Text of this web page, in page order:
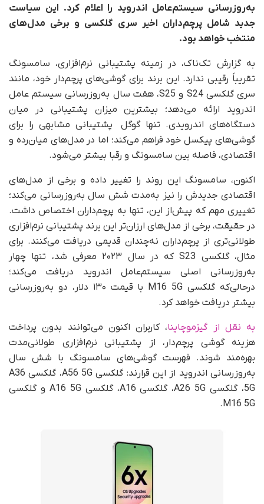
به‌روزرسانی سیستم‌عامل اندروید را اعلام کرد. این سیاست
جدید شامل پرچم‌داران اخیر سری گلکسی و برخی مدل‌های
منتخب خواهد بود.
به گزارش تک‌ناک، در زمینه پشتیبانی نرم‌افزاری، سامسونگ
تقریباً رقیبی ندارد. این برند برای گوشی‌های پرچم‌دار خود، مانند
سری گلکسی S24 و S25، هفت سال به‌روزرسانی سیستم عامل
اندروید ارائه می‌دهد؛ بیشترین میزان پشتیبانی در میان
دستگاه‌های اندرویدی. تنها گوگل پشتیبانی مشابهی را برای
گوشی‌های پیکسل خود فراهم می‌کند؛ اما در مدل‌های میان‌رده و
اقتصادی، فاصله بین سامسونگ و رقبا بیشتر می‌شود.
اکنون، سامسونگ این روند را تغییر داده و برخی از مدل‌های
اقتصادی جدیدش را نیز به‌مدت شش سال به‌روزرسانی می‌کند؛
تغییری مهم که پیش‌از این، تنها به پرچم‌داران اختصاص داشت.
در حقیقت، برخی از مدل‌های ارزان‌تر این برند پشتیبانی نرم‌افزاری
طولانی‌تری از پرچم‌داران نه‌چندان قدیمی دریافت می‌کنند. برای
مثال، گلکسی S23 که در سال ۲۰۲۳ معرفی شد، تنها چهار
به‌روزرسانی اصلی سیستم‌عامل اندروید دریافت می‌کند؛
درحالی‌که گلکسی M16 5G با قیمت ۱۳۰ دلار، دو به‌روزرسانی
بیشتر دریافت خواهد کرد.
به نقل از گیزموچاینا، کاربران اکنون می‌توانند بدون پرداخت
هزینه گوشی پرچم‌دار، از پشتیبانی نرم‌افزاری طولانی‌مدت
بهره‌مند شوند. فهرست گوشی‌های سامسونگ با شش سال
به‌روزرسانی اندروید از این قرارند: گلکسی A56 5G، گلکسی A36
5G، گلکسی A26 5G، گلکسی A16، گلکسی A16 5G و گلکسی
M16 5G.